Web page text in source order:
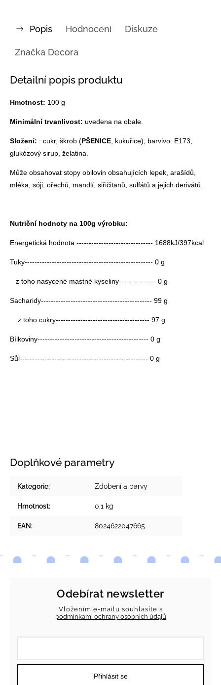
Popis Hodnocení Diskuze
Značka Decora
Detailní popis produktu
Hmotnost: 100 g
Minimální trvanlivost: uvedena na obale.
Složení: : cukr, škrob (PŠENICE , kukuřice), barvivo: E173,
glukózový sirup, želatina.
Může obsahovat stopy obilovin obsahujících lepek, arašídů,
mléka, sóji, ořechů, mandlí, siřičitanů, sulfátů a jejich derivátů.
Nutriční hodnoty na 100g výrobku:
Energetická hodnota ------------------------------- 1688kJ/397kcal
Tuky---------------------------------------------------- 0 g
z toho nasycené mastné kyseliny--------------- 0 g
Sacharidy--------------------------------------------- 99 g
z toho cukry-------------------------------------- 97 g
Bílkoviny--------------------------------------------- 0 g
Sůl---------------------------------------------------- 0 g
Doplňkové parametry
Kategorie: Zdobení a barvy
Hmotnost: 0.1 kg
EAN: 8024622047665
Odebírat newsletter
Vložením e-mailu souhlasíte s
podmínkami ochrany osobních údajů
Přihlásit se